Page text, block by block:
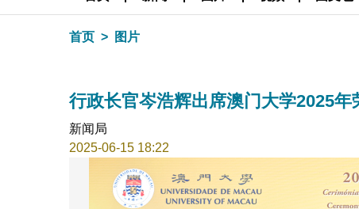
首页 图片
行政长官岑浩辉出席澳门大学2025年
新闻局
2025-06-15 18:22